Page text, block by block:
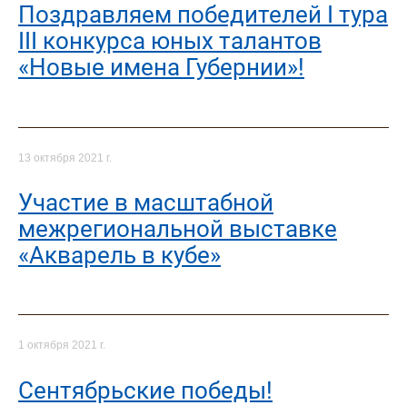
Поздравляем победителей I тура
III конкурса юных талантов
«Новые имена Губернии»!
13 октября 2021 г.
Участие в масштабной
межрегиональной выставке
«Акварель в кубе»
1 октября 2021 г.
Сентябрьские победы!